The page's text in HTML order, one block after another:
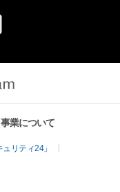
業について
リティ24」